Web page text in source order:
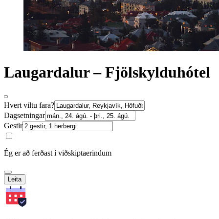
Laugardalur – Fjölskylduhótel
Hvert viltu fara?
Dagsetningar
Gestir
Ég er að ferðast í viðskiptaerindum
Leita